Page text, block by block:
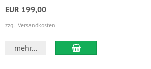
EUR 199,00
zzgl. Versandkosten
mehr...